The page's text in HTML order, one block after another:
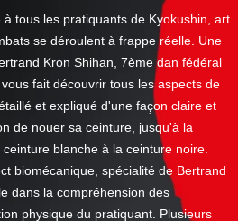
tous les pratiquants de Kyokushin, art
se déroulent à frappe réelle. Une
Kron Shihan, 7ème dan fédéral
fait découvrir tous les aspects de
et expliqué d'une façon claire et
de nouer sa ceinture, jusqu'à la
blanche à la ceinture noire.
biomécanique, spécialité de Bertrand
dans la compréhension des
physique du pratiquant. Plusieurs